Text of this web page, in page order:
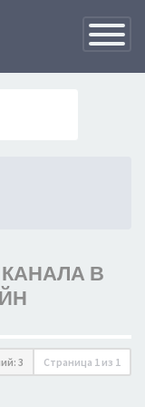
КАНАЛА В
3 Страница 1 из 1